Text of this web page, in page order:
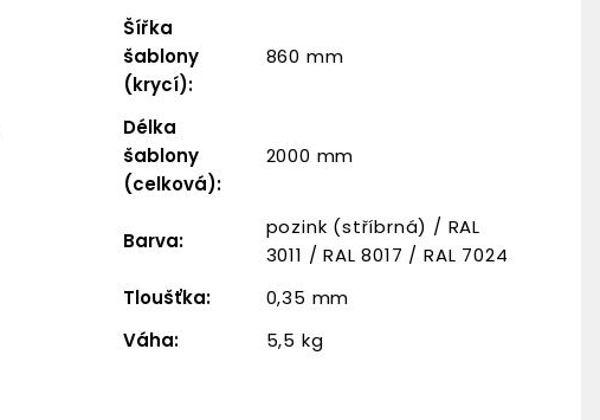
Šířka
šablony
(krycí):
860 mm
Délka
šablony
(celková):
2000 mm
Barva:
pozink (stříbrná) / RAL
3011 / RAL 8017 / RAL 7024
Tloušťka:
0,35 mm
Váha: 5,5 kg